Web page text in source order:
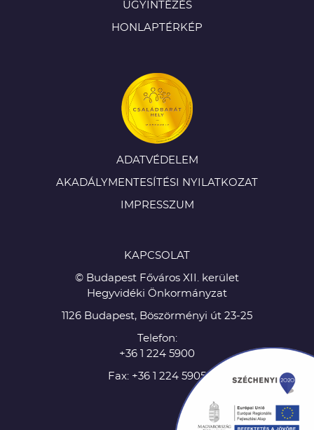
ÜGYINTÉZÉS
HONLAPTÉRKÉP
ADATVÉDELEM
AKADÁLYMENTESÍTÉSI NYILATKOZAT
IMPRESSZUM
KAPCSOLAT
© Budapest Főváros XII. kerület
Hegyvidéki Önkormányzat
1126 Budapest, Böszörményi út 23-25
Telefon:
+36 1 224 5900
Fax: +36 1 224 5905